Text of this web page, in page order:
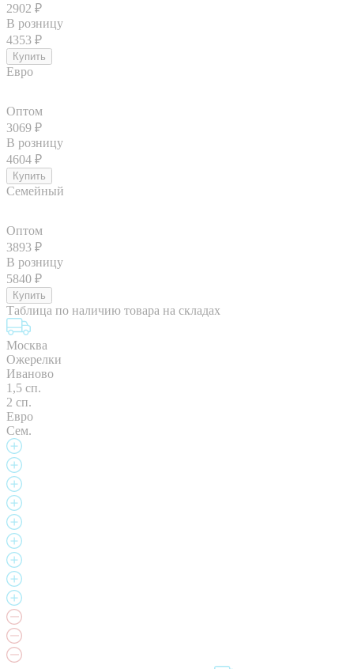
2902 ₽
В розницу
4353 ₽
Евро
Оптом
3069 ₽
В розницу
4604 ₽
Семейный
Оптом
3893 ₽
В розницу
5840 ₽
Таблица по наличию товара на складах
Москва
Ожерелки
Иваново
1,5 сп.
2 сп.
Евро
Сем.